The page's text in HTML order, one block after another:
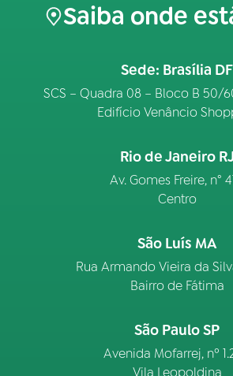
Saiba onde
Sede: Brasília DF
SCS – Quadra 08 – Bloco B 50/
Edifício Venâncio
Rio de Janeiro RJ
Av. Gomes Freire, n°
Centro
São Luís MA
Rua Armando Vieira da
Bairro de Fátima
São Paulo SP
Avenida Mofarrej, nº
Vila Leopoldina